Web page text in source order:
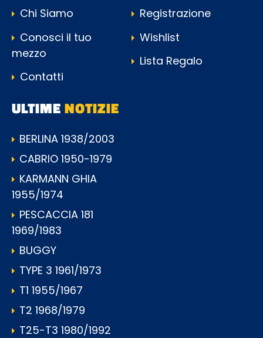
Chi Siamo
Conosci il tuo
mezzo
Contatti
Registrazione
Wishlist
Lista Regalo
ULTIMENOTIZIE
BERLINA 1938/2003
CABRIO 1950-1979
KARMANN GHIA
1955/1974
PESCACCIA 181
1969/1983
BUGGY
TYPE 3 1961/1973
T1 1955/1967
T2 1968/1979
T25-T3 1980/1992